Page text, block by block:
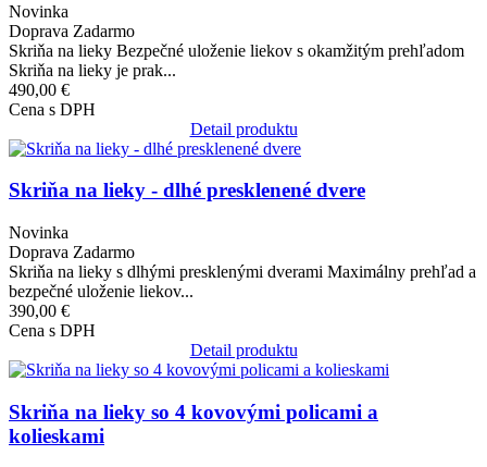
Novinka
Doprava Zadarmo
Skriňa na lieky Bezpečné uloženie liekov s okamžitým prehľadom
Skriňa na lieky je prak...
490,00 €
Cena s DPH
Detail produktu
Obrázok
Skriňa na lieky - dlhé presklenené dvere
Novinka
Doprava Zadarmo
Skriňa na lieky s dlhými presklenými dverami Maximálny prehľad a
bezpečné uloženie liekov...
390,00 €
Cena s DPH
Detail produktu
Obrázok
Skriňa na lieky so 4 kovovými policami a
kolieskami